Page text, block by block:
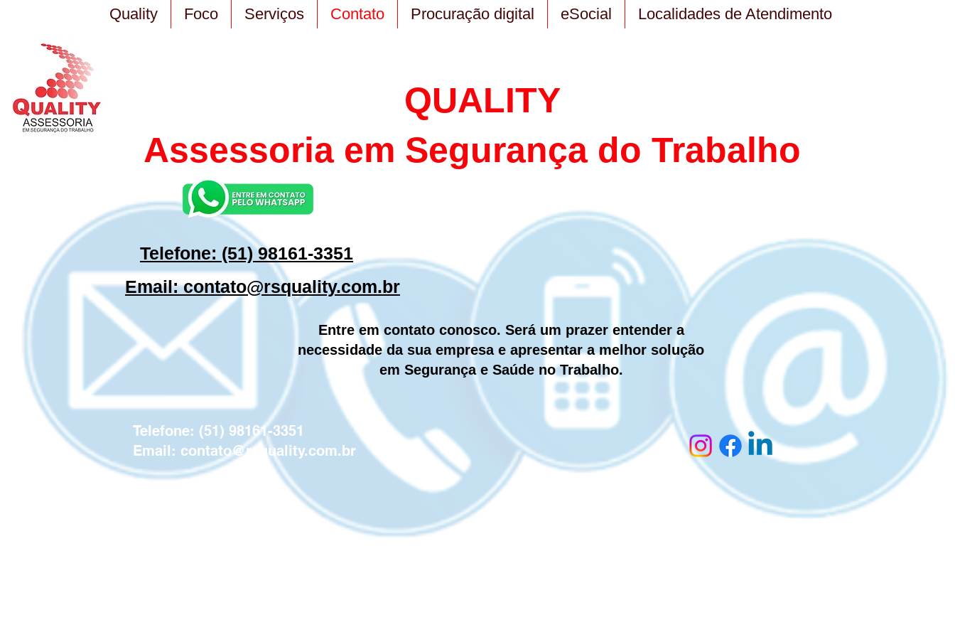
Quality Foco Serviços Contato Procuração digital eSocial Localidades de Atendimento
QUALITY
Assessoria em Segurança do Trabalho
Email: contato@rsquality.com.br
Telefone: (51) 98161-3351
Entre em contato conosco. Será um prazer entender a
necessidade da sua empresa e apresentar a melhor solução
em Segurança e Saúde no Trabalho.
Telefone: (51) 98161-3351
Email: contato@rsquality.com.br